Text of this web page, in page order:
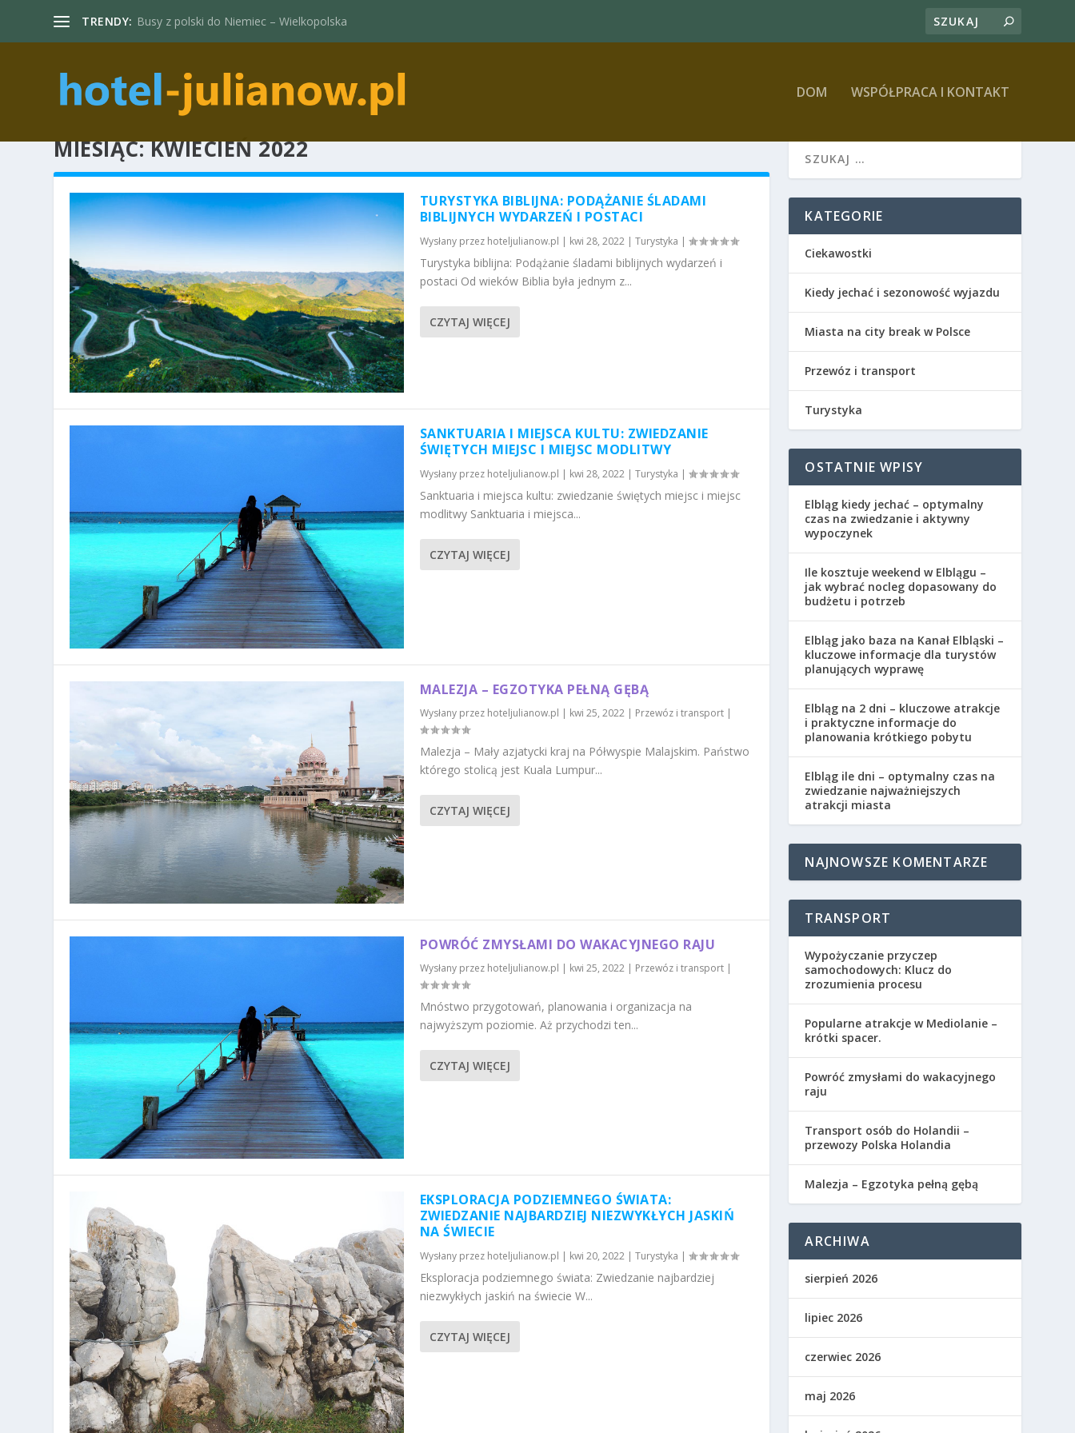
TRENDY: Busy z polski do Niemiec – Wielkopolska
DOM WSPÓŁPRACA I KONTAKT
MIESIĄC:KWIECIEŃ 2022
TURYSTYKA BIBLIJNA: PODĄŻANIE ŚLADAMI
BIBLIJNYCH WYDARZEŃ I POSTACI
Wysłany przez hoteljulianow.pl | kwi 28, 2022| Turystyka |
Turystyka biblijna: Podążanie śladami biblijnych wydarzeń i
postaci Od wieków Biblia była jednym z...
CZYTAJ WIĘCEJ
SANKTUARIA I MIEJSCA KULTU: ZWIEDZANIE
ŚWIĘTYCH MIEJSC I MIEJSC MODLITWY
Wysłany przez hoteljulianow.pl | kwi 28, 2022| Turystyka |
Sanktuaria i miejsca kultu: zwiedzanie świętych miejsc i miejsc
modlitwy Sanktuaria i miejsca...
CZYTAJ WIĘCEJ
MALEZJA – EGZOTYKA PEŁNĄ GĘBĄ
Wysłany przez hoteljulianow.pl | kwi 25, 2022| Przewóz i transport|
Malezja – Mały azjatycki kraj na Półwyspie Malajskim. Państwo
którego stolicą jest Kuala Lumpur...
CZYTAJ WIĘCEJ
POWRÓĆ ZMYSŁAMI DO WAKACYJNEGO RAJU
Wysłany przez hoteljulianow.pl | kwi 25, 2022| Przewóz i transport|
Mnóstwo przygotowań, planowania i organizacja na
najwyższym poziomie. Aż przychodzi ten...
CZYTAJ WIĘCEJ
EKSPLORACJA PODZIEMNEGO ŚWIATA:
ZWIEDZANIE NAJBARDZIEJ NIEZWYKŁYCH JASKIŃ
NA ŚWIECIE
Wysłany przez hoteljulianow.pl | kwi 20, 2022| Turystyka |
Eksploracja podziemnego świata: Zwiedzanie najbardziej
niezwykłych jaskiń na świecie W...
CZYTAJ WIĘCEJ
KATEGORIE
Ciekawostki
Kiedy jechać i sezonowość wyjazdu
Miasta na city break w Polsce
Przewóz i transport
Turystyka
OSTATNIE WPISY
Elbląg kiedy jechać – optymalny
czas na zwiedzanie i aktywny
wypoczynek
Ile kosztuje weekend w Elblągu –
jak wybrać nocleg dopasowany do
budżetu i potrzeb
Elbląg jako baza na Kanał Elbląski –
kluczowe informacje dla turystów
planujących wyprawę
Elbląg na 2 dni – kluczowe atrakcje
i praktyczne informacje do
planowania krótkiego pobytu
Elbląg ile dni – optymalny czas na
zwiedzanie najważniejszych
atrakcji miasta
NAJNOWSZE KOMENTARZE
TRANSPORT
Wypożyczanie przyczep
samochodowych: Klucz do
zrozumienia procesu
Popularne atrakcje w Mediolanie –
krótki spacer.
Powróć zmysłami do wakacyjnego
raju
Transport osób do Holandii –
przewozy Polska Holandia
Malezja – Egzotyka pełną gębą
ARCHIWA
sierpień 2026
lipiec 2026
czerwiec 2026
maj 2026